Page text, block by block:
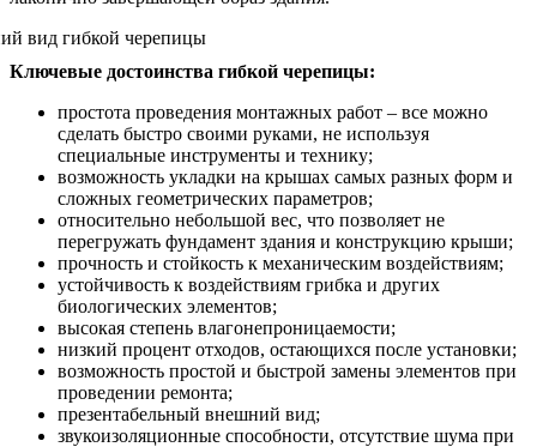
Ключевые достоинства гибкой черепицы:
простота проведения монтажных работ – все можно
сделать быстро своими руками, не используя
специальные инструменты и технику;
возможность укладки на крышах самых разных форм и
сложных геометрических параметров;
относительно небольшой вес, что позволяет не
перегружать фундамент здания и конструкцию крыши;
прочность и стойкость к механическим воздействиям;
устойчивость к воздействиям грибка и других
биологических элементов;
высокая степень влагонепроницаемости;
низкий процент отходов, остающихся после установки;
возможность простой и быстрой замены элементов при
проведении ремонта;
презентабельный внешний вид;
звукоизоляционные способности, отсутствие шума при